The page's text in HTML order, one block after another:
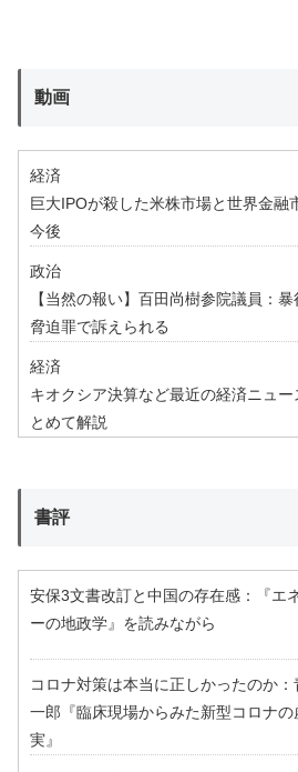
動画
経済
巨大IPOが殺した米株市場と世界金融
今後
政治
【当然の報い】百田尚樹参院議員：暴
脅迫罪で訴えられる
経済
キオクシア決算など最近の経済ニュー
とめて解説
書評
安保3文書改訂と中国の存在感：『エ
ーの地政学』を読みながら
コロナ対策は本当に正しかったのか：
一郎『臨床現場からみた新型コロナの
実』